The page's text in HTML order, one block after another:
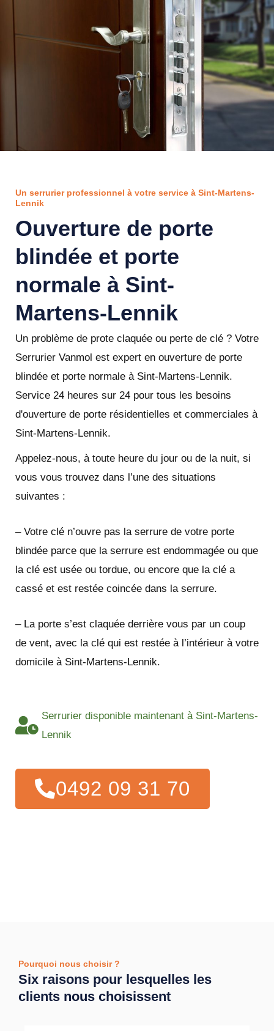
Un serrurier professionnel à votre service à Sint-Martens-
Lennik
Ouverture de porte
blindée et porte
normale à Sint-
Martens-Lennik
Un problème de prote claquée ou perte de clé ? Votre
Serrurier Vanmol est expert en ouverture de porte
blindée et porte normale à Sint-Martens-Lennik.
Service 24 heures sur 24 pour tous les besoins
d'ouverture de porte résidentielles et commerciales à
Sint-Martens-Lennik.
Appelez-nous, à toute heure du jour ou de la nuit, si
vous vous trouvez dans l’une des situations
suivantes :
– Votre clé n’ouvre pas la serrure de votre porte
blindée parce que la serrure est endommagée ou que
la clé est usée ou tordue, ou encore que la clé a
cassé et est restée coincée dans la serrure.
– La porte s’est claquée derrière vous par un coup
de vent, avec la clé qui est restée à l’intérieur à votre
domicile à Sint-Martens-Lennik.
Serrurier disponible maintenant à Sint-Martens-
Lennik
0492 09 31 70
Pourquoi nous choisir ?
Six raisons pour lesquelles les
clients nous choisissent